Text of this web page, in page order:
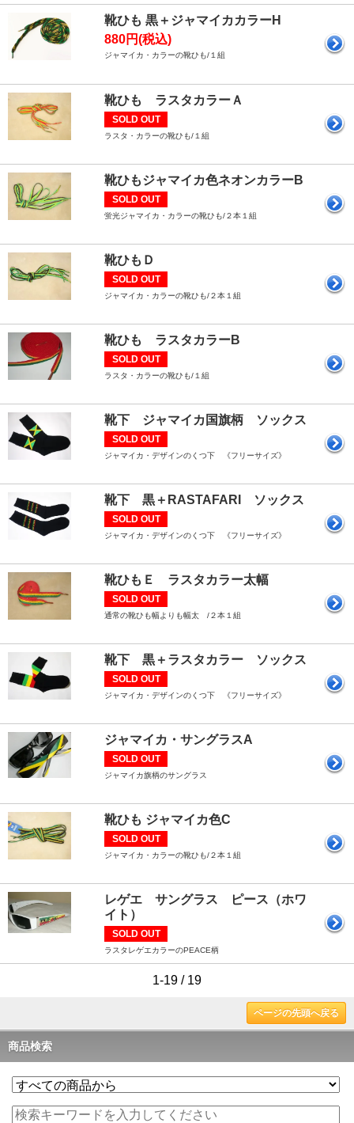
靴ひも 黒＋ジャマイカカラーH
880円(税込)
ジャマイカ・カラーの靴ひも/１組
靴ひも ラスタカラーＡ
SOLD OUT
ラスタ・カラーの靴ひも/１組
靴ひもジャマイカ色ネオンカラーB
SOLD OUT
蛍光ジャマイカ・カラーの靴ひも/２本１組
靴ひもＤ
SOLD OUT
ジャマイカ・カラーの靴ひも/２本１組
靴ひも ラスタカラーB
SOLD OUT
ラスタ・カラーの靴ひも/１組
靴下 ジャマイカ国旗柄 ソックス
SOLD OUT
ジャマイカ・デザインのくつ下 《フリーサイズ》
靴下 黒＋RASTAFARI ソックス
SOLD OUT
ジャマイカ・デザインのくつ下 《フリーサイズ》
靴ひもＥ ラスタカラー太幅
SOLD OUT
通常の靴ひも幅よりも幅太 /２本１組
靴下 黒＋ラスタカラー ソックス
SOLD OUT
ジャマイカ・デザインのくつ下 《フリーサイズ》
ジャマイカ・サングラスA
SOLD OUT
ジャマイカ旗柄のサングラス
靴ひも ジャマイカ色C
SOLD OUT
ジャマイカ・カラーの靴ひも/２本１組
レゲエ サングラス ピース（ホワ
イト）
SOLD OUT
ラスタレゲエカラーのPEACE柄
1-19 / 19
ページの先頭へ戻る
商品検索